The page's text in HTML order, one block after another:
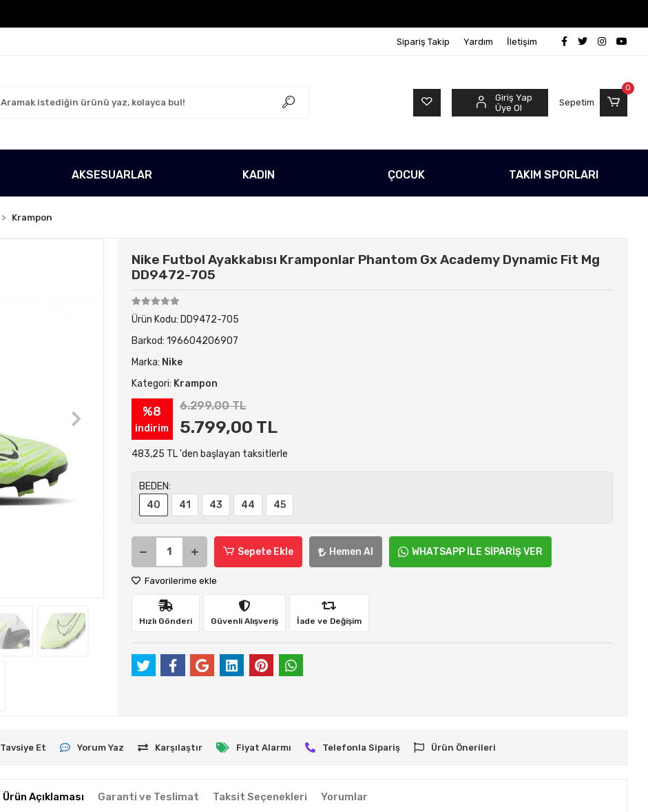
Sipariş Takip Yardım İletişim
Giriş Yap
Üye Ol
Sepetim
0
AKSESUARLAR KADIN ÇOCUK TAKIM SPORLARI
Krampon
Nike Futbol Ayakkabısı Kramponlar Phantom Gx Academy Dynamic Fit Mg
DD9472-705
Ürün Kodu: DD9472-705
Barkod: 196604206907
Marka: Nike
Kategori: Krampon
%8
indirim
6.299,00 TL
5.799,00 TL
483,25 TL 'den başlayan taksitlerle
BEDEN:
40
41 43 44 45
Sepete Ekle Hemen Al WHATSAPP İLE SİPARİŞ VER
Favorilerime ekle
Hızlı Gönderi Güvenli Alışveriş İade ve Değişim
Tavsiye Et Yorum Yaz Karşılaştır Fiyat Alarmı Telefonla Sipariş Ürün Önerileri
Ürün Açıklaması Garanti ve Teslimat Taksit Seçenekleri Yorumlar